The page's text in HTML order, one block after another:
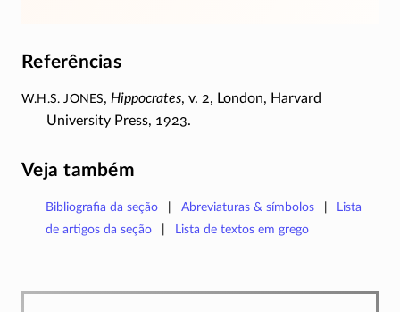
Referências
W.H.S. Jones, Hippocrates, v. 2, London, Harvard
University Press, 1923.
Veja também
Bibliografia da seção Abreviaturas & símbolos
Lista
de artigos da seção
Lista de textos em grego